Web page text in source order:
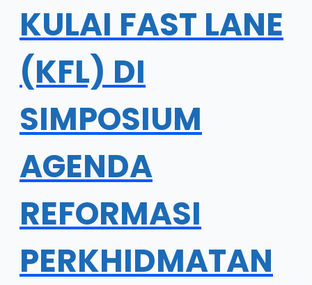
KULAI FAST LANE
(KFL) DI
SIMPOSIUM
AGENDA
REFORMASI
PERKHIDMATAN